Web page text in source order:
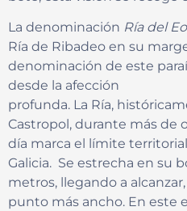
La denominación Ría del
Ría de Ribadeo en su
denominación de este
desde la afección
profunda. La Ría,
Castropol, durante más de
día marca el límite
Galicia. Se estrecha en su
metros, llegando a
punto más ancho. En este